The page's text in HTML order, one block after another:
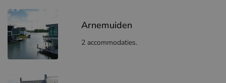
Arnemuiden
2 accommodaties.